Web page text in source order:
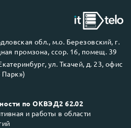
обл., м.о. Березовский, г.
промзона, ссор. 16, помещ. 39
ул. Ткачей, д. 23, офис
Парк»)
по ОКВЭД2 62.02
и работы в области